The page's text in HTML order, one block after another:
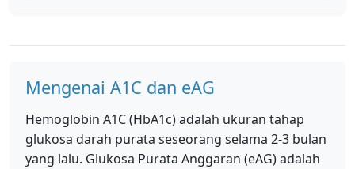
Mengenai A1C dan eAG
Hemoglobin A1C (HbA1c) adalah ukuran tahap
glukosa darah purata seseorang selama 2-3 bulan
yang lalu. Glukosa Purata Anggaran (eAG) adalah